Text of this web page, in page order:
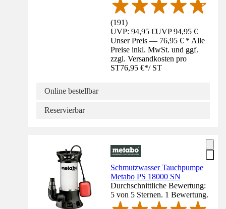
(191)
UVP: 94,95 €UVP94,95 €
Unser Preis — 76,95 € * Alle
Preise inkl. MwSt. und ggf.
zzgl. Versandkosten pro
ST76,95 €*/ ST
Online bestellbar
Reservierbar
Schmutzwasser Tauchpumpe
Metabo PS 18000 SN
Durchschnittliche Bewertung:
5 von 5 Sternen. 1 Bewertung.